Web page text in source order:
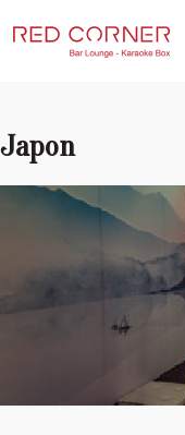
Japon